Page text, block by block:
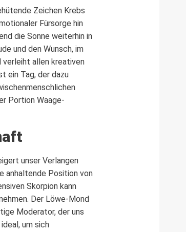
Zeichen Krebs
Fürsorge hin
die Sonne weiterhin in
und den Wunsch, im
verleiht allen kreativen
ein Tag, der dazu
Portion Waage-
unser Verlangen
anhaltende Position von
Skorpion kann
Der Löwe-Mond
Moderator, der uns
um sich